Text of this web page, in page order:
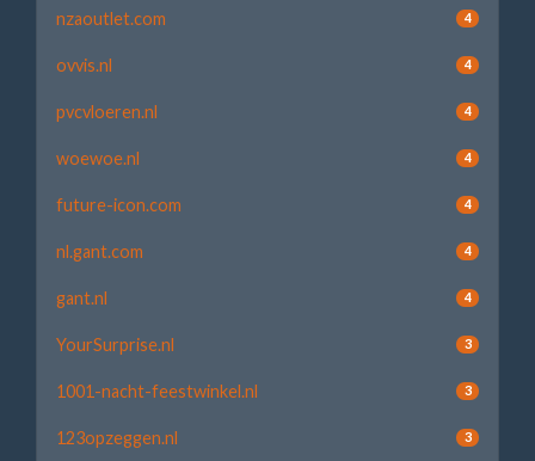
nzaoutlet.com 4
ovvis.nl 4
pvcvloeren.nl 4
woewoe.nl 4
future-icon.com 4
nl.gant.com 4
gant.nl 4
YourSurprise.nl 3
1001-nacht-feestwinkel.nl 3
123opzeggen.nl 3